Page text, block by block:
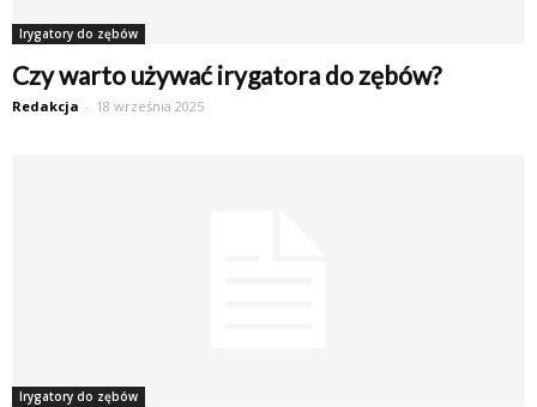
Irygatory do zębów
Czy warto używać irygatora do zębów?
Redakcja - 18 września 2025
Irygatory do zębów